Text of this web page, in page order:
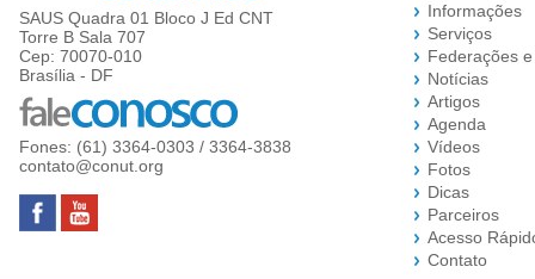
SAUS Quadra 01 Bloco J Ed CNT
Torre B Sala 707
Cep: 70070-010
Brasília - DF
Fones: (61) 3364-0303 / 3364-3838
contato@conut.org
Informações
Serviços
Federações
Notícias
Artigos
Agenda
Vídeos
Fotos
Dicas
Parceiros
Acesso
Contato